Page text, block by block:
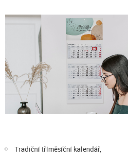
Tradiční tříměsíční kalendář,